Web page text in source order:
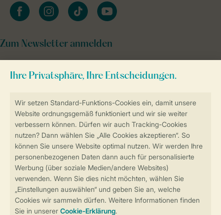
Sicherstellung Deiner Privatsphäre
Sicher und schnell zur Online-Buchung
Sichere Datenübertragung
Sicheres Bezahlen
facebookinstagramtiktok youtube
Zum Newsletter anmelden